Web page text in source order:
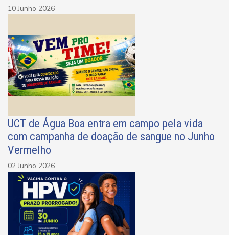
10 Junho 2026
UCT de Água Boa entra em campo pela vida
com campanha de doação de sangue no Junho
Vermelho
02 Junho 2026